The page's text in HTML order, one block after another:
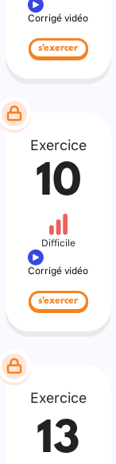
Corrigé vidéo
s'exercer
Exercice
10
Difficile
Corrigé vidéo
s'exercer
Exercice
13